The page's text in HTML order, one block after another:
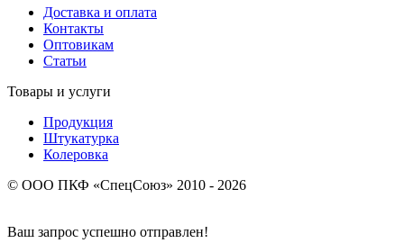
Доставка и оплата
Контакты
Оптовикам
Статьи
Товары и услуги
Продукция
Штукатурка
Колеровка
© ООО ПКФ «СпецСоюз» 2010 - 2026
Ваш запрос успешно отправлен!